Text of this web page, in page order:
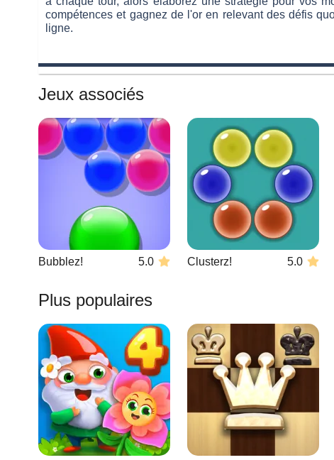
compétences et gagnez de l'or en relevant des défis
ligne.
Jeux associés
Bubblez! 5.0 Clusterz! 5.0
Plus populaires